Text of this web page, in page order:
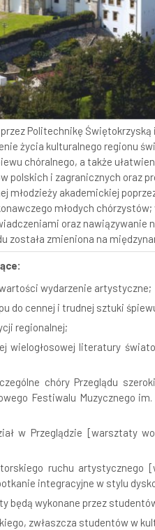
Politechnikę
życia kulturalnego regionu
chóralnego, a także
i zagranicznych oraz
akademickiej
młodych
oraz nawiązywanie
została zmieniona na
wydarzenie artystyczne;
do cennej i trudnej sztuki
regionalnej;
wielogłosowej literatury
chóry Przeglądu
Festiwalu Muzycznego
w Przeglądzie [warsztaty
ruchu artystycznego
integracyjne w stylu
będą wykonane przez
zwłaszcza studentów w